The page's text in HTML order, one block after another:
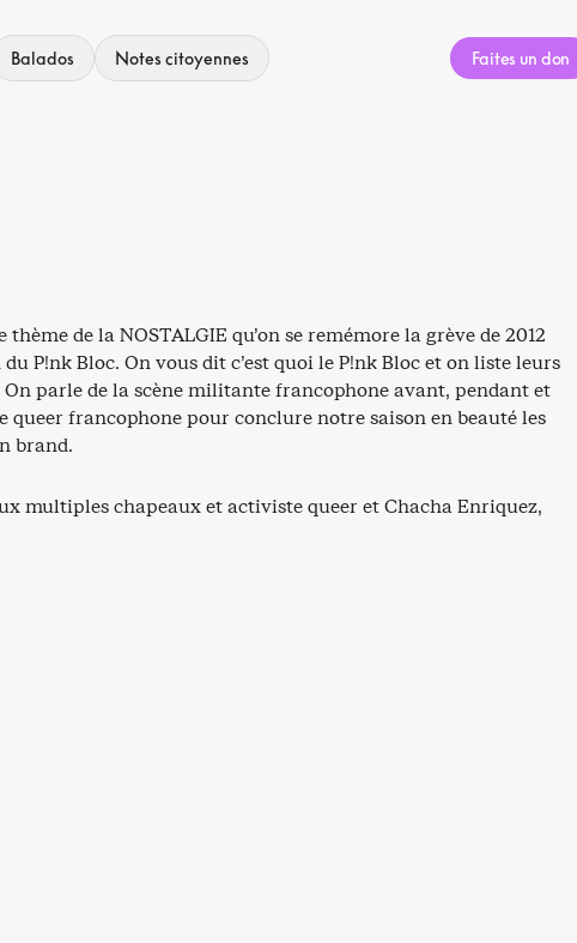
Balados Notes citoyennes Faites un don
de la NOSTALGIE qu’on se remémore la grève de 2012
P!nk Bloc. On vous dit c’est quoi le P!nk Bloc et on liste leurs
parle de la scène militante francophone avant, pendant et
francophone pour conclure notre saison en beauté les
brand.
multiples chapeaux et activiste queer et Chacha Enriquez,